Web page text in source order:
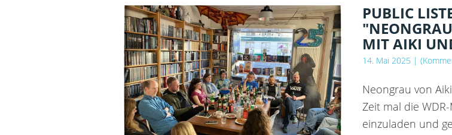
PUBLIC
MIT AIKI
14. Mai 2025 |
Neongrau von
Zeit mal die
einzuladen und